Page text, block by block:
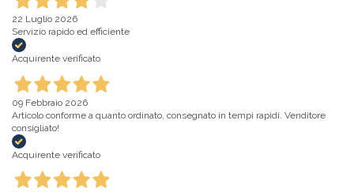
22 Luglio 2026
Servizio rapido ed efficiente
Acquirente verificato
09 Febbraio 2026
Articolo conforme a quanto ordinato, consegnato in tempi rapidi. Venditore
consigliato!
Acquirente verificato